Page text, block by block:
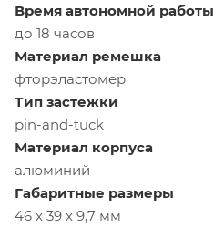
Время автономной работы
до 18 часов
Материал ремешка
фторэластомер
Тип застежки
pin-and-tuck
Материал корпуса
алюминий
Габаритные размеры
46 х 39 х 9,7 мм